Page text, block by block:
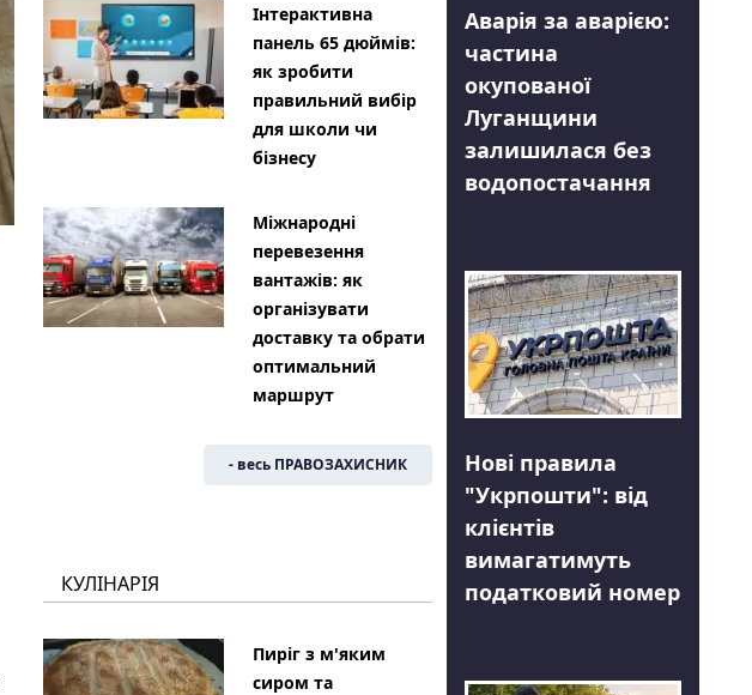
Інтерактивна
панель 65 дюймів:
як зробити
правильний вибір
для школи чи
бізнесу
Міжнародні
перевезення
вантажів: як
організувати
доставку та обрати
оптимальний
маршрут
- весь ПРАВОЗАХИСНИК
КУЛІНАРІЯ
Пиріг з м'яким
сиром та
Аварія за аварією:
частина
окупованої
Луганщини
залишилася без
водопостачання
Нові правила
"Укрпошти": від
клієнтів
вимагатимуть
податковий номер